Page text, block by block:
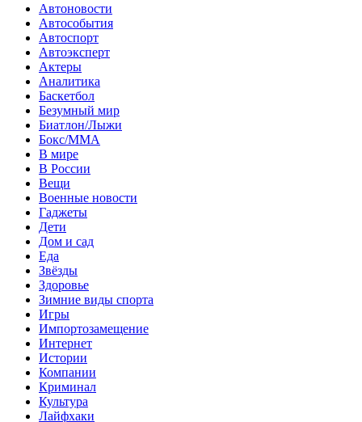
Автоновости
Автособытия
Автоспорт
Автоэксперт
Актеры
Аналитика
Баскетбол
Безумный мир
Биатлон/Лыжи
Бокс/MMA
В мире
В России
Вещи
Военные новости
Гаджеты
Дети
Дом и сад
Еда
Звёзды
Здоровье
Зимние виды спорта
Игры
Импортозамещение
Интернет
Истории
Компании
Криминал
Культура
Лайфхаки